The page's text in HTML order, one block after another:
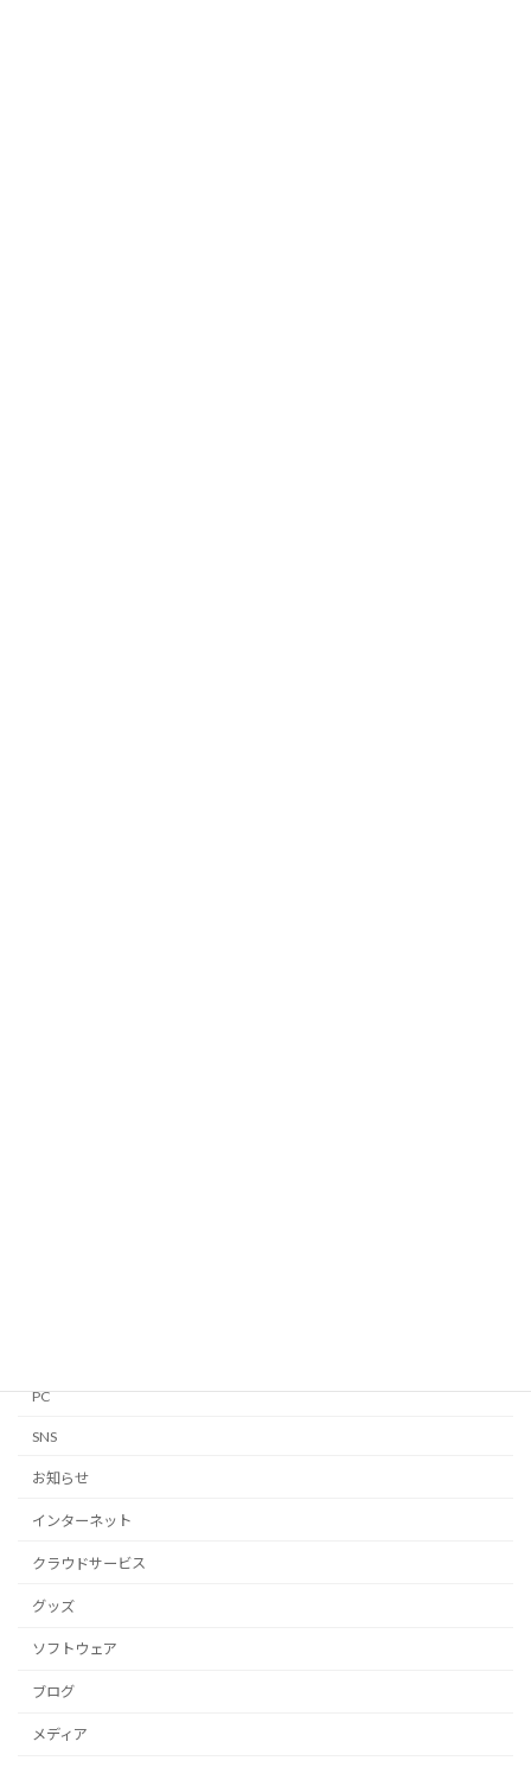
PC
SNS
お知らせ
インターネット
クラウドサービス
グッズ
ソフトウェア
ブログ
メディア